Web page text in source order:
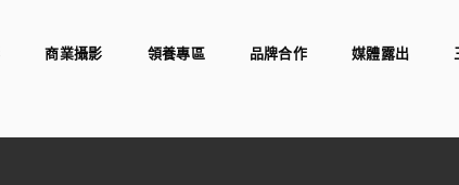
商業攝影 領養專區 品牌合作 媒體露出